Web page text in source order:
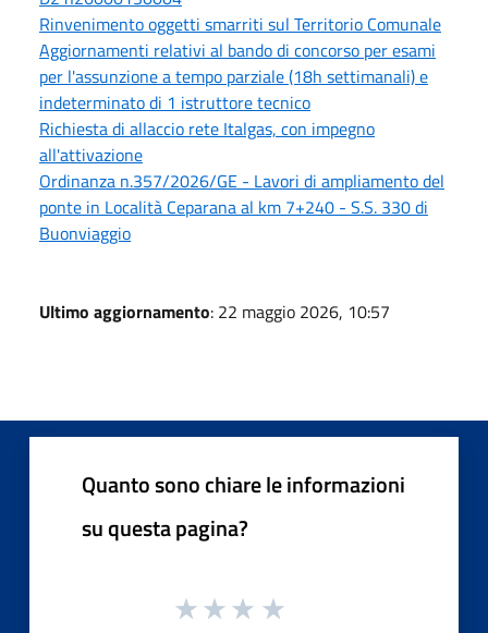
Rinvenimento oggetti smarriti sul Territorio Comunale
Aggiornamenti relativi al bando di concorso per esami
per l'assunzione a tempo parziale (18h settimanali) e
indeterminato di 1 istruttore tecnico
Richiesta di allaccio rete Italgas, con impegno
all'attivazione
Ordinanza n.357/2026/GE - Lavori di ampliamento del
ponte in Località Ceparana al km 7+240 - S.S. 330 di
Buonviaggio
Ultimo aggiornamento: 22 maggio 2026, 10:57
Quanto sono chiare le informazioni
su questa pagina?